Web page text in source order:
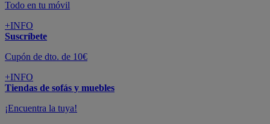
Todo en tu móvil
+INFO
Suscríbete
Cupón de dto. de 10€
+INFO
Tiendas de sofás y muebles
¡Encuentra la tuya!